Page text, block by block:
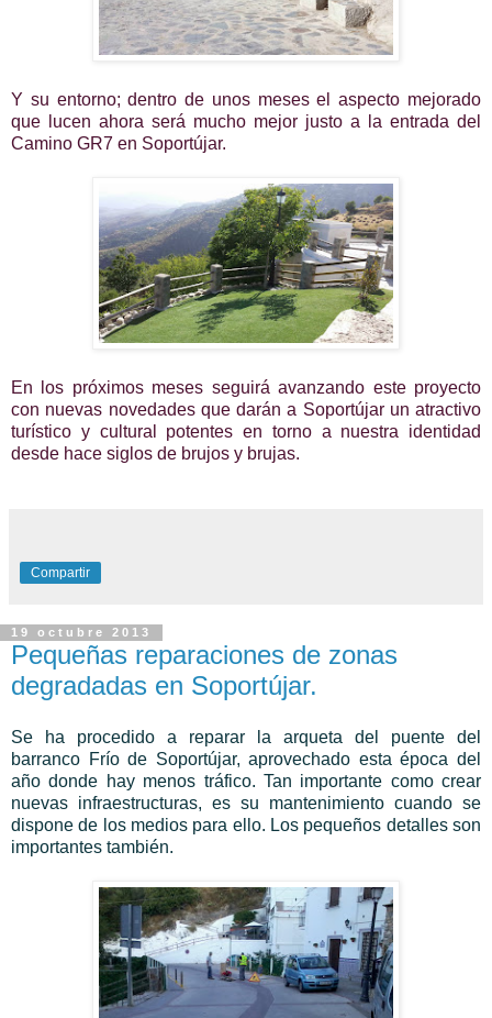
Y su entorno; dentro de unos meses el aspecto mejorado
que lucen ahora será mucho mejor justo a la entrada del
Camino GR7 en Soportújar.
En los próximos meses seguirá avanzando este proyecto
con nuevas novedades que darán a Soportújar un atractivo
turístico y cultural potentes en torno a nuestra identidad
desde hace siglos de brujos y brujas.
Compartir
19 octubre 2013
Pequeñas reparaciones de zonas
degradadas en Soportújar.
Se ha procedido a reparar la arqueta del puente del
barranco Frío de Soportújar, aprovechado esta época del
año donde hay menos tráfico. Tan importante como crear
nuevas infraestructuras, es su mantenimiento cuando se
dispone de los medios para ello. Los pequeños detalles son
importantes también.